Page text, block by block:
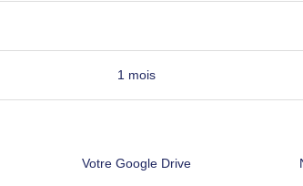
1 mois
Votre Google Drive